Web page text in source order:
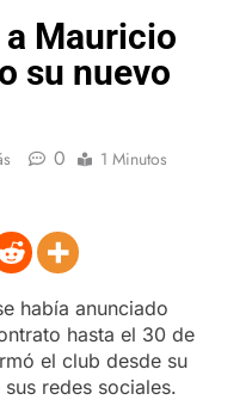
Mauricio
su nuevo
0 1 Minutos
había anunciado
hasta el 30 de
el club desde su
redes sociales.